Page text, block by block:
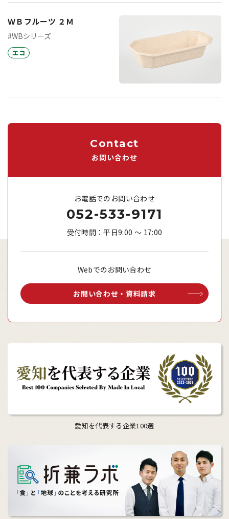
ＷＢフルーツ ２Ｍ
#WBシリーズ
エコ
Contact
お問い合わせ
お電話でのお問い合わせ
052-533-9171
受付時間：平日9:00 ～ 17:00
Webでのお問い合わせ
お問い合わせ・資料請求
愛知を代表する企業100選